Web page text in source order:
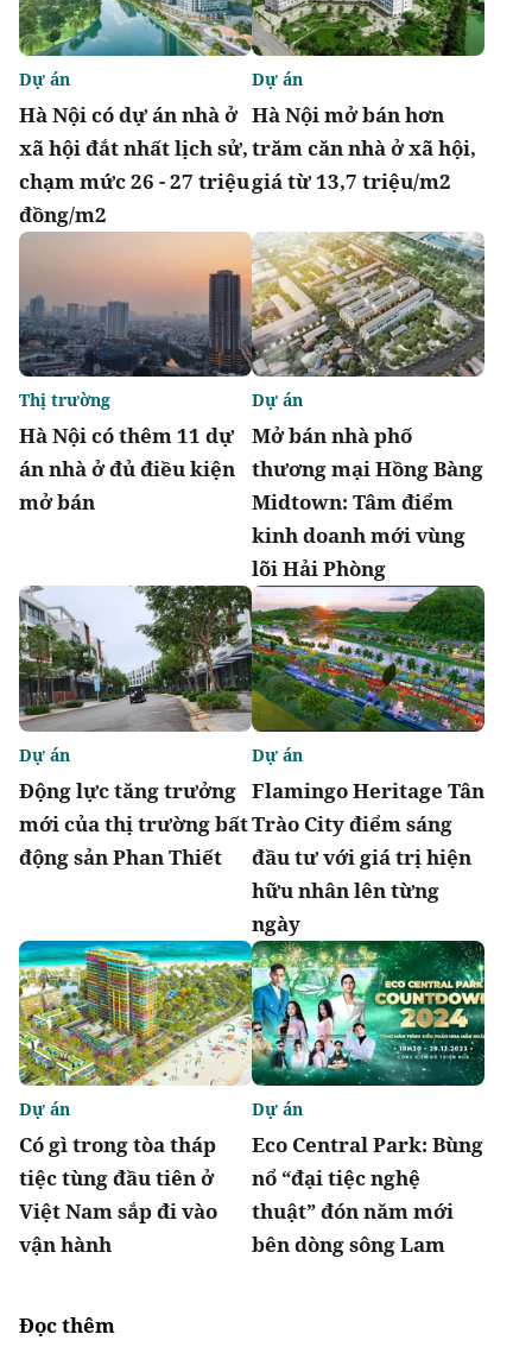
Hà Nội có dự án nhà ở
xã hội đắt nhất lịch sử,
chạm mức 26 - 27 triệu
đồng/m2
Dự án
Hà Nội mở bán hơn
trăm căn nhà ở xã hội,
giá từ 13,7 triệu/m2
Dự án
Hà Nội có thêm 11 dự
án nhà ở đủ điều kiện
mở bán
Thị trường
Mở bán nhà phố
thương mại Hồng Bàng
Midtown: Tâm điểm
kinh doanh mới vùng
lõi Hải Phòng
Dự án
Động lực tăng trưởng
mới của thị trường bất
động sản Phan Thiết
Dự án
Flamingo Heritage Tân
Trào City điểm sáng
đầu tư với giá trị hiện
hữu nhân lên từng
ngày
Dự án
Có gì trong tòa tháp
tiệc tùng đầu tiên ở
Việt Nam sắp đi vào
vận hành
Dự án
Eco Central Park: Bùng
nổ “đại tiệc nghệ
thuật” đón năm mới
bên dòng sông Lam
Dự án
Đọc thêm